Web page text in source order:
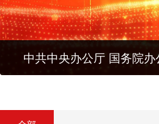
中共中央办公厅 国务院